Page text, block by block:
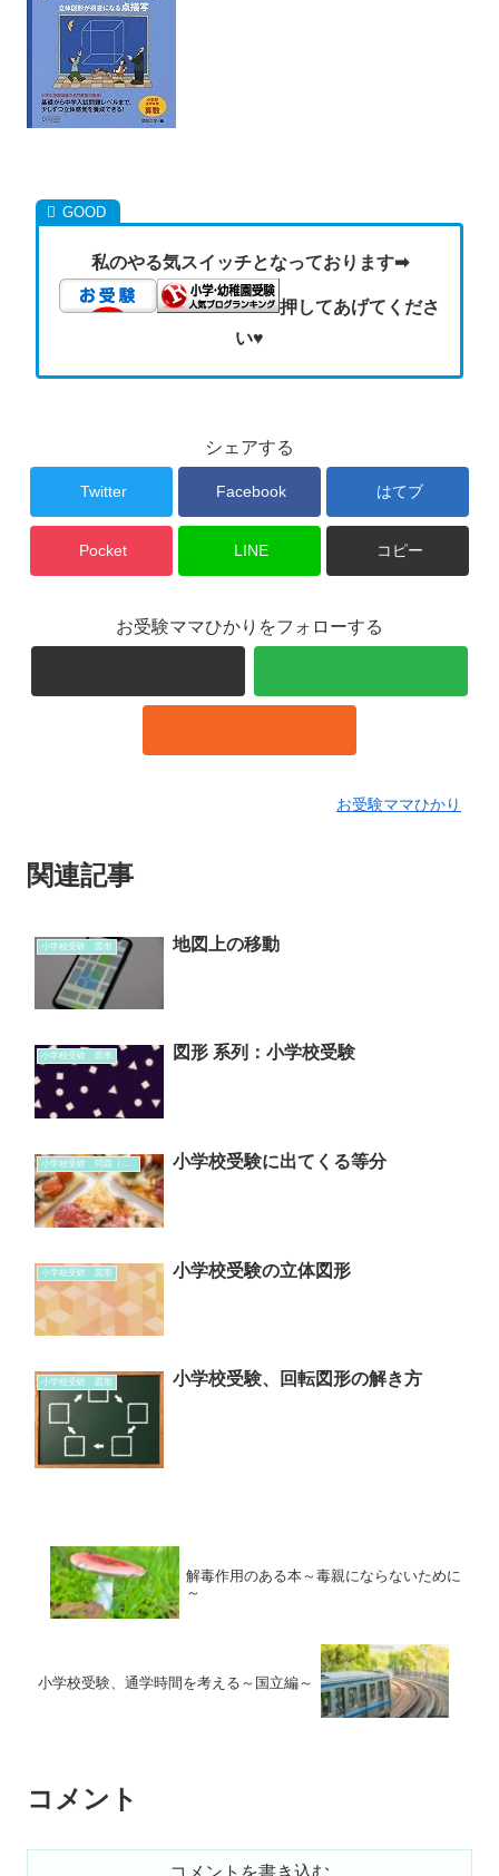
私のやる気スイッチとなっております➡
押してあげてくださ
い♥
シェアする
Twitter Facebook はてブ
Pocket LINE コピー
お受験ママひかりをフォローする
お受験ママひかり
関連記事
小学校受験 図形 地図上の移動
小学校受験 図形 図形 系列：小学校受験
小学校受験 問題（分野別学習） 小学校受験に出てくる等分
小学校受験 図形 小学校受験の立体図形
小学校受験 図形 小学校受験、回転図形の解き方
解毒作用のある本～毒親にならないために
～
小学校受験、通学時間を考える～国立編～
コメント
コメントを書き込む